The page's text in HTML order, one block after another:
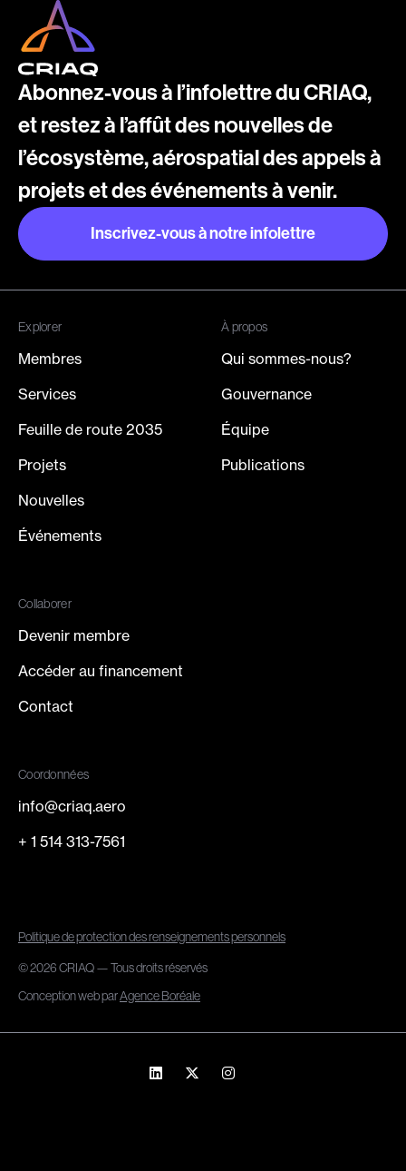
Abonnez-vous à l’infolettre du CRIAQ,
et restez à l’affût des nouvelles de
l’écosystème, aérospatial des appels à
projets et des événements à venir.
Inscrivez-vous à notre infolettre
Inscrivez-vous à notre infolettre
Explorer
Membres
Services
Feuille de route 2035
Projets
Nouvelles
Événements
À propos
Qui sommes-nous?
Gouvernance
Équipe
Publications
Collaborer
Devenir membre
Accéder au financement
Contact
Coordonnées
info@criaq.aero
+ 1 514 313-7561
Politique de protection des renseignements personnels
© 2026 CRIAQ — Tous droits réservés
Conception web parAgence Boréale